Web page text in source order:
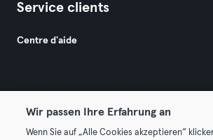
Service clients
Centre d'aide
© 2026 Urban Sports Group GmbH. All
Wir passen Ihre Erfahrung an
Wenn Sie auf „Alle Cookies akzeptieren“